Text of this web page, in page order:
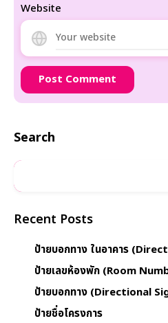
Website
Search
Recent Posts
ป้ายบอกทาง ในอาคาร
ป้ายเลขห้องพัก (Room
ป้ายบอกทาง (Directional
ป้ายชื่อโครงการ